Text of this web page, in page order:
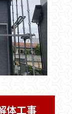
体工事